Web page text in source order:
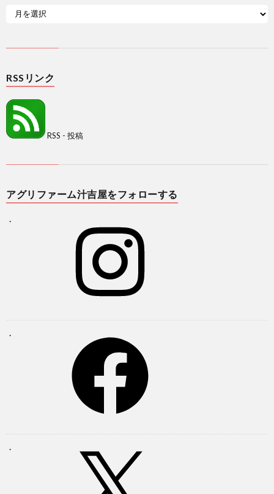
RSSリンク
RSS - 投稿
アグリファーム汁吉屋をフォローする